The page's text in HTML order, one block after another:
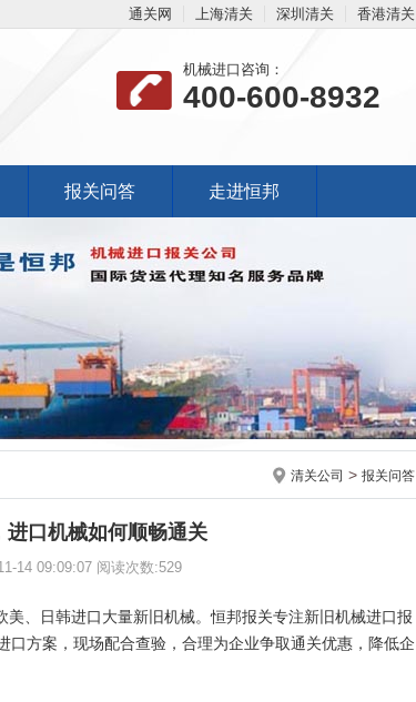
通关网 上海清关 深圳清关 香港清关
机械进口咨询：
400-600-8932
报关问答 走进恒邦
清关公司 > 报关问答
进口机械如何顺畅通关
14 09:09:07 阅读次数:529
、日韩进口大量新旧机械。恒邦报关专注新旧机械进口报
方案，现场配合查验，合理为企业争取通关优惠，降低企